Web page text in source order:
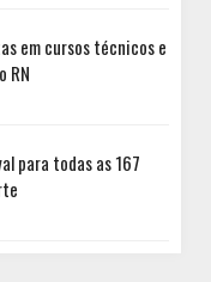
em cursos técnicos e
RN
para todas as 167